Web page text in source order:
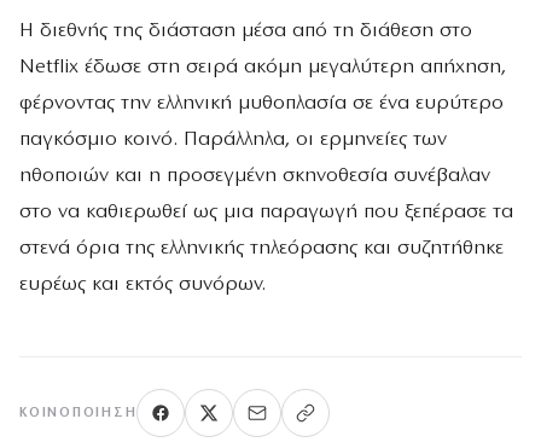
Η διεθνής της διάσταση μέσα από τη διάθεση στο
Netflix έδωσε στη σειρά ακόμη μεγαλύτερη απήχηση,
φέρνοντας την ελληνική μυθοπλασία σε ένα ευρύτερο
παγκόσμιο κοινό. Παράλληλα, οι ερμηνείες των
ηθοποιών και η προσεγμένη σκηνοθεσία συνέβαλαν
στο να καθιερωθεί ως μια παραγωγή που ξεπέρασε τα
στενά όρια της ελληνικής τηλεόρασης και συζητήθηκε
ευρέως και εκτός συνόρων.
ΚΟΙΝΟΠΟΊΗΣΗ